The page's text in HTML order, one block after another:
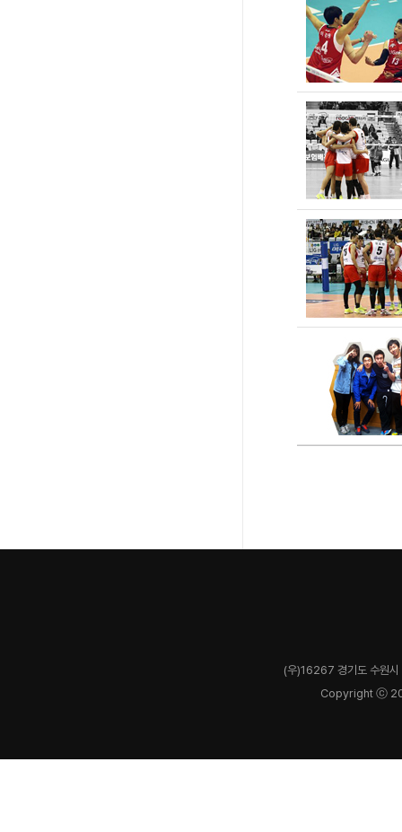
(우)16267 경기도 수원
Copyright ⓒ